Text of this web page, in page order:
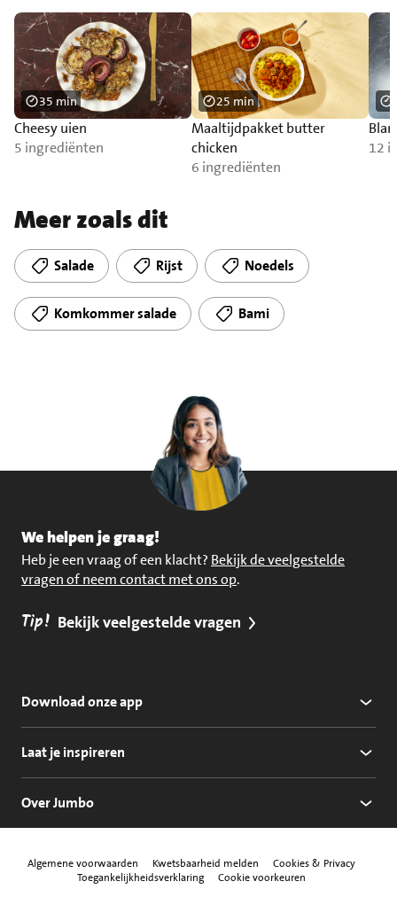
Cheesy uien
5 ingrediënten
35 min
Maaltijdpakket butter
chicken
6 ingrediënten
25 min
12
Meer zoals dit
Salade Rijst Noedels
Komkommer salade Bami
We helpen je graag!
Heb je een vraag of een klacht? Bekijk de veelgestelde
vragen of neem contact met ons op.
Tip! Bekijk veelgestelde vragen
Download onze app
Laat je inspireren
Over Jumbo
Algemene voorwaarden Kwetsbaarheid melden
Cookies & Privacy
Toegankelijkheidsverklaring
Cookie voorkeuren